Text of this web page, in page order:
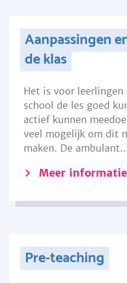
Aanpassingen
de klas
Het is voor
school de les goed
actief kunnen
veel mogelijk om dit
maken. De ambulant...
Meer informatie
Pre-teaching